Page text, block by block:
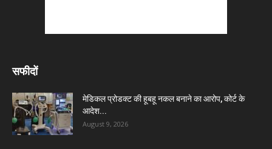
सफीदों
मेडिकल प्रोडक्ट की हूबहू नकल बनाने का आरोप, कोर्ट के
आदेश...
August 9, 2026